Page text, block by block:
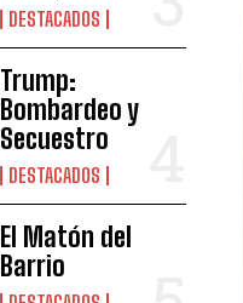
DESTACADOS
Trump:
Bombardeo y
Secuestro
DESTACADOS
El Matón del
Barrio